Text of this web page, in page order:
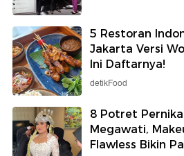
5 Restoran
Jakarta Versi
Ini Daftarnya!
detikFood
8 Potret
Megawati,
Flawless Bikin